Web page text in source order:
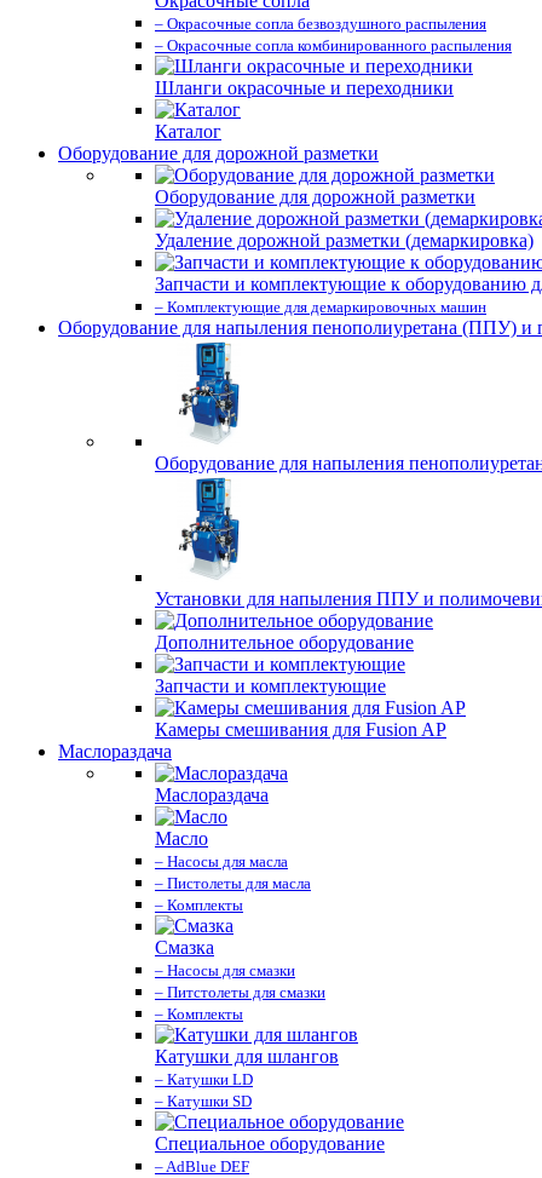
– Окрасочные сопла безвоздушного распыления
– Окрасочные сопла комбинированного распыления
Шланги окрасочные и переходники
Каталог
Оборудование для дорожной разметки
Оборудование для дорожной разметки
Удаление дорожной разметки (демаркировка)
Запчасти и комплектующие к оборудованию
– Комплектующие для демаркировочных машин
Оборудование для напыления пенополиуретана (ППУ) и
Оборудование для напыления
Установки для напыления ППУ и
Дополнительное оборудование
Запчасти и комплектующие
Камеры смешивания для Fusion AP
Маслораздача
Маслораздача
Масло
– Насосы для масла
– Пистолеты для масла
– Комплекты
Смазка
– Насосы для смазки
– Питстолеты для смазки
– Комплекты
Катушки для шлангов
– Катушки LD
– Катушки SD
Специальное оборудование
– AdBlue DEF